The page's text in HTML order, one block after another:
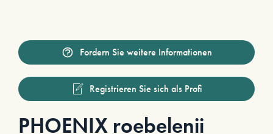
Fordern Sie weitere Informationen
Registrieren Sie sich als Profi
PHOENIX roebelenii